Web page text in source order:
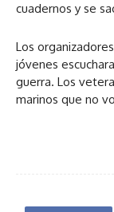
cuadernos y se
Los
jóvenes
guerra. Los
marinos que no